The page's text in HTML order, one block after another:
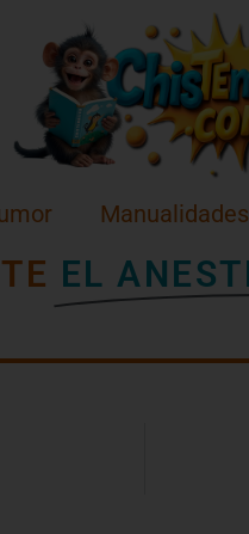
Manualidades
EL